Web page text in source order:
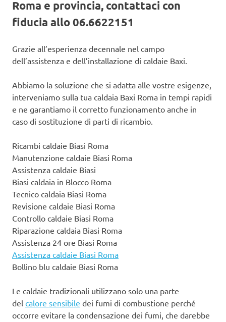
Roma e provincia, contattaci con
fiducia allo 06.6622151
Grazie all’esperienza decennale nel campo
dell’assistenza e dell’installazione di caldaie Baxi.
Abbiamo la soluzione che si adatta alle vostre esigenze,
interveniamo sulla tua caldaia Baxi Roma in tempi rapidi
e ne garantiamo il corretto funzionamento anche in
caso di sostituzione di parti di ricambio.
Ricambi caldaie Biasi Roma
Manutenzione caldaie Biasi Roma
Assistenza caldaie Biasi
Biasi caldaia in Blocco Roma
Tecnico caldaia Biasi Roma
Revisione caldaie Biasi Roma
Controllo caldaie Biasi Roma
Riparazione caldaia Biasi Roma
Assistenza 24 ore Biasi Roma
Assistenza caldaie Biasi Roma
Bollino blu caldaie Biasi Roma
Le caldaie tradizionali utilizzano solo una parte
del calore sensibile dei fumi di combustione perché
occorre evitare la condensazione dei fumi, che darebbe